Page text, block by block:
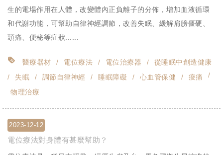
生的電場作用在人體，改變體內正負離子的分佈，增加血液循環
和代謝功能，可幫助自律神經調節，改善失眠、緩解肩膀僵硬、
頭痛、便秘等症狀......
醫療器材 電位療法 電位治療器
從睡眠中創造健康
失眠
調節自律神經 睡眠障礙 心血管保健
痠痛
物理治療
2023-12-12
電位療法對身體有甚麼幫助？